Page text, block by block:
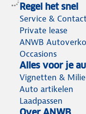
Regel het snel
Service &
Private lease
ANWB
Occasions
Alles voor je
Vignetten &
Auto artikelen
Laadpassen